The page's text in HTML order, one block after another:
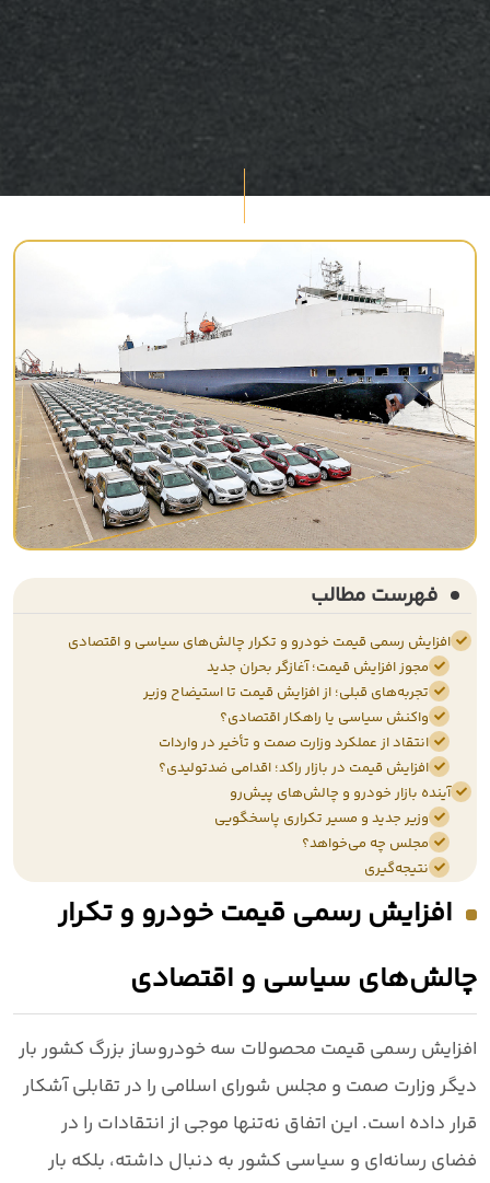
فهرست مطالب
افزایش رسمی قیمت خودرو و تکرار چالش‌های سیاسی و اقتصادی
مجوز افزایش قیمت؛ آغازگر بحران جدید
تجربه‌های قبلی؛ از افزایش قیمت تا استیضاح وزیر
واکنش سیاسی یا راهکار اقتصادی؟
انتقاد از عملکرد وزارت صمت و تأخیر در واردات
افزایش قیمت در بازار راکد؛ اقدامی ضدتولیدی؟
آینده بازار خودرو و چالش‌های پیش‌رو
وزیر جدید و مسیر تکراری پاسخگویی
مجلس چه می‌خواهد؟
نتیجه‌گیری
افزایش رسمی قیمت خودرو و تکرار
چالش‌های سیاسی و اقتصادی
افزایش رسمی قیمت محصولات سه خودروساز بزرگ کشور بار
دیگر وزارت صمت و مجلس شورای اسلامی را در تقابلی آشکار
قرار داده است. این اتفاق نه‌تنها موجی از انتقادات را در
فضای رسانه‌ای و سیاسی کشور به دنبال داشته، بلکه بار